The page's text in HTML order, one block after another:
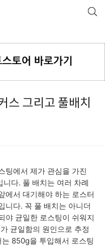
스 그리고 풀배치
팅에서 제가 관심을 가진
다. 풀 배치는 여러 차례
에서 대기해야 하는 로스터
니다. 꼭 풀 배치는 아니더
야 균일한 로스팅이 쉬워지
균일함의 원인으로 추정
850g을 투입해서 로스팅